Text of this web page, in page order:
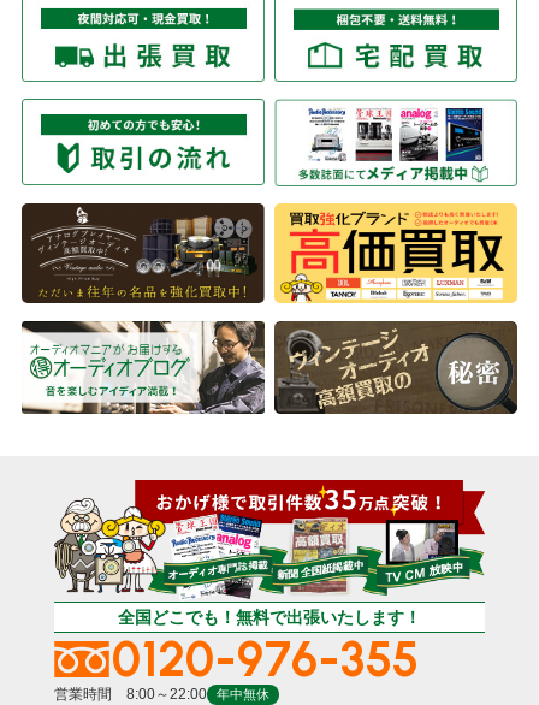
全国どこでも！無料で出張いたします！
0120-976-355
営業時間 8:00～22:00 年中無休